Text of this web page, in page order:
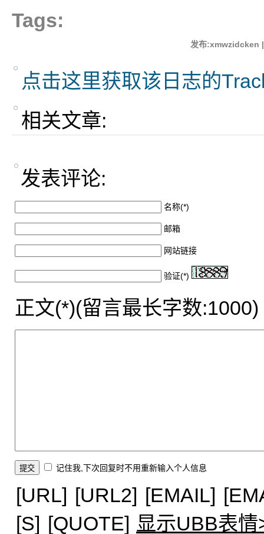
Tags:
发布:xmwzidcken
点击这里获取该日志的
相关文章:
发表评论:
名称(*)
邮箱
网站链接
验证(*)
正文(*)(留言最长字数:1000)
记住我,下次回复时不用重新输入个人信息
[URL] [URL2] [EMAIL]
[S] [QUOTE] 显示UBB表情